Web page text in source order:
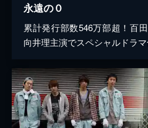
永遠の０
累計発行部数546万部超！百
向井理主演でスペシャルドラマ